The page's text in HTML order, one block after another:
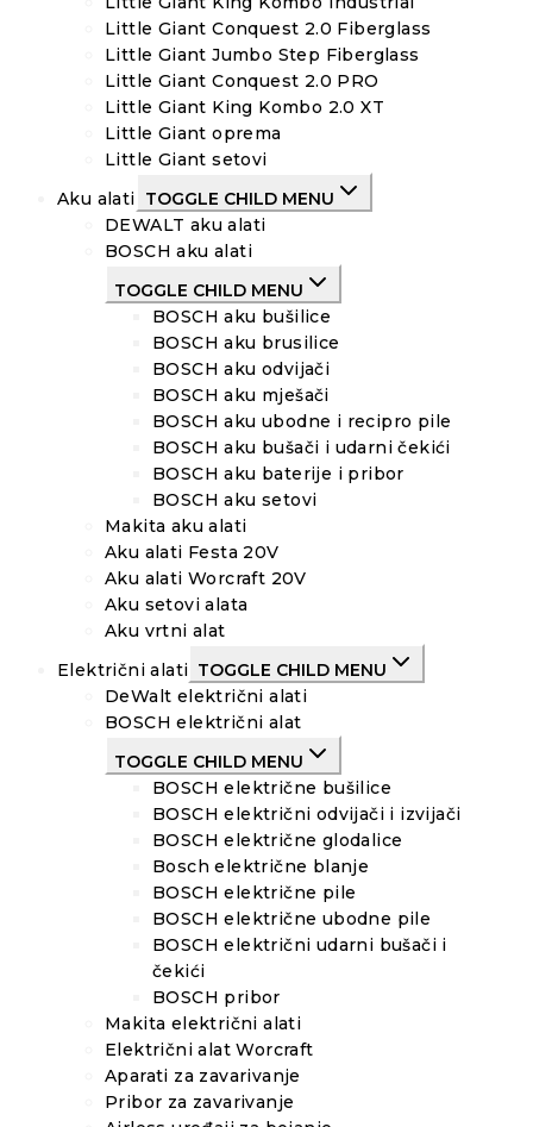
Little Giant Conquest 2.0 Fiberglass
Little Giant Jumbo Step Fiberglass
Little Giant Conquest 2.0 PRO
Little Giant King Kombo 2.0 XT
Little Giant oprema
Little Giant setovi
Aku alati TOGGLE CHILD MENU
DEWALT aku alati
BOSCH aku alati
TOGGLE CHILD MENU
BOSCH aku bušilice
BOSCH aku brusilice
BOSCH aku odvijači
BOSCH aku mješači
BOSCH aku ubodne i recipro pile
BOSCH aku bušači i udarni čekići
BOSCH aku baterije i pribor
BOSCH aku setovi
Makita aku alati
Aku alati Festa 20V
Aku alati Worcraft 20V
Aku setovi alata
Aku vrtni alat
Električni alati TOGGLE CHILD MENU
DeWalt električni alati
BOSCH električni alat
TOGGLE CHILD MENU
BOSCH električne bušilice
BOSCH električni odvijači i izvijači
BOSCH električne glodalice
Bosch električne blanje
BOSCH električne pile
BOSCH električne ubodne pile
BOSCH električni udarni bušači i
čekići
BOSCH pribor
Makita električni alati
Električni alat Worcraft
Aparati za zavarivanje
Pribor za zavarivanje